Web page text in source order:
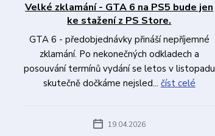
Velké zklamání - GTA 6 na PS5 bude jen
ke stažení z PS Store.
GTA 6 - předobjednávky přináší nepříjemné
zklamání. Po nekonečných odkladech a
posouvání termínů vydání se letos v listopadu
skutečně dočkáme nejsled... číst celé
19.04.2026